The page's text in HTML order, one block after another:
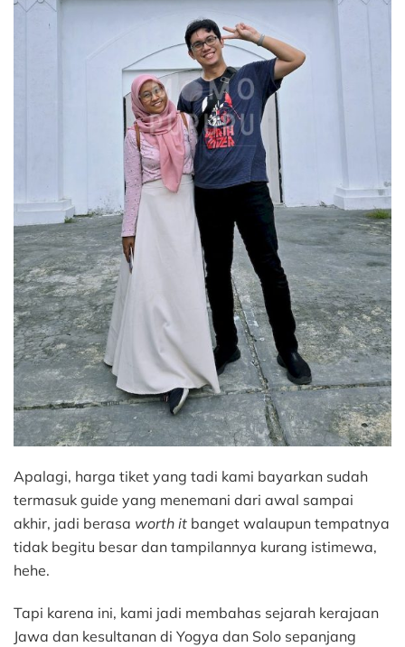
Apalagi, harga tiket yang tadi kami bayarkan sudah
termasuk guide yang menemani dari awal sampai
akhir, jadi berasa worth it banget walaupun tempatnya
tidak begitu besar dan tampilannya kurang istimewa,
hehe.
Tapi karena ini, kami jadi membahas sejarah kerajaan
Jawa dan kesultanan di Yogya dan Solo sepanjang